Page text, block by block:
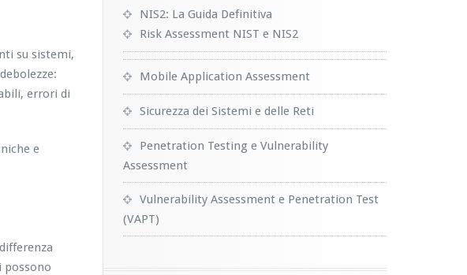
su sistemi,
errori di
e
possono
NIS2: La Guida Definitiva
Risk Assessment NIST e NIS2
Mobile Application Assessment
Sicurezza dei Sistemi e delle Reti
Penetration Testing e Vulnerability
Assessment
Vulnerability Assessment e Penetration Test
(VAPT)